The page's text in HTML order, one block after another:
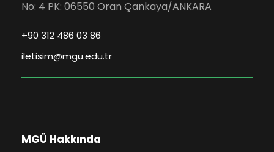
No: 4 PK: 06550 Oran Çankaya/ANKARA
+90 312 486 03 86
iletisim@mgu.edu.tr
MGÜ Hakkında